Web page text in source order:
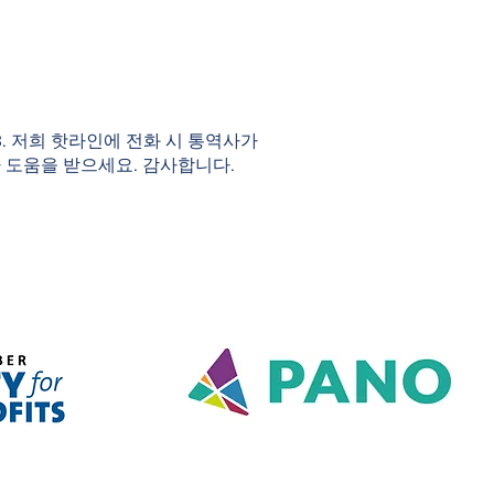
저희 핫라인에 전화 시 통역사가
움을 받으세요. 감사합니다.